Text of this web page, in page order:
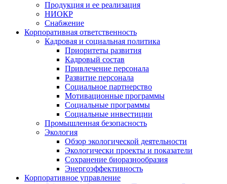
Продукция и ее реализация
НИОКР
Снабжение
Корпоративная ответственность
Кадровая и социальная политика
Приоритеты развития
Кадровый состав
Привлечение персонала
Развитие персонала
Социальное партнерство
Мотивационные программы
Социальные программы
Социальные инвестиции
Промышленная безопасность
Экология
Обзор экологической деятельности
Экологически проекты и показатели
Сохранение биоразнообразия
Энергоэффективность
Корпоративное управление